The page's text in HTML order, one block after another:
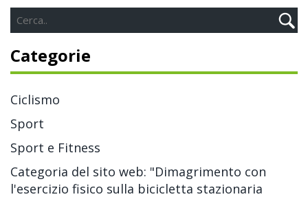
Categorie
Ciclismo
Sport
Sport e Fitness
Categoria del sito web: "Dimagrimento con
l'esercizio fisico sulla bicicletta stazionaria